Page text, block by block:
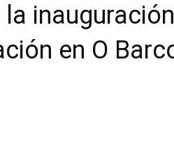
inauguración
en O